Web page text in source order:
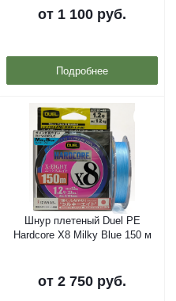
от 1 100 руб.
Подробнее
Шнур плетеный Duel PE
Hardcore X8 Milky Blue 150 м
от 2 750 руб.